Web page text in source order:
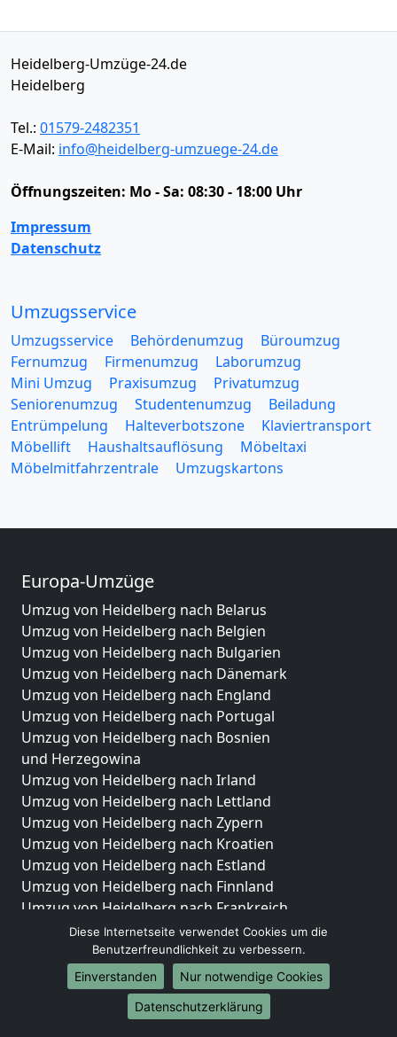
Heidelberg-Umzüge-24.de
Heidelberg
Tel.: 01579-2482351
E-Mail: info@heidelberg-umzuege-24.de
Öffnungszeiten: Mo - Sa: 08:30 - 18:00 Uhr
Impressum
Datenschutz
Umzugsservice
Umzugsservice Behördenumzug
Büroumzug
Fernumzug
Firmenumzug
Laborumzug
Mini Umzug
Praxisumzug
Privatumzug
Seniorenumzug
Studentenumzug
Beiladung
Entrümpelung
Halteverbotszone
Klaviertransport
Möbellift
Haushaltsauflösung
Möbeltaxi
Möbelmitfahrzentrale
Umzugskartons
Europa-Umzüge
Umzug von Heidelberg nach Belarus
Umzug von Heidelberg nach Belgien
Umzug von Heidelberg nach Bulgarien
Umzug von Heidelberg nach Dänemark
Umzug von Heidelberg nach England
Umzug von Heidelberg nach Portugal
Umzug von Heidelberg nach Bosnien
und Herzegowina
Umzug von Heidelberg nach Irland
Umzug von Heidelberg nach Lettland
Umzug von Heidelberg nach Zypern
Umzug von Heidelberg nach Kroatien
Umzug von Heidelberg nach Estland
Umzug von Heidelberg nach Finnland
Umzug von Heidelberg nach Frankreich
Umzug von Heidelberg nach Griechenland
Umzug von Heidelberg nach Italien
Umzug von Heidelberg nach Liechtenstein
Umzug von Heidelberg nach Luxemburg
Umzug von Heidelberg nach Niederlande
Diese Internetseite verwendet Cookies um die
Benutzerfreundlichkeit zu verbessern.
Einverstanden
Nur notwendige Cookies
Datenschutzerklärung